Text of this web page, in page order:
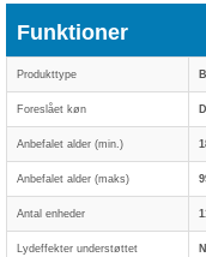
Funktioner
Produkttype
Foreslået køn
Anbefalet alder (min.)
Anbefalet alder (maks)
Antal enheder
Lydeffekter understøttet